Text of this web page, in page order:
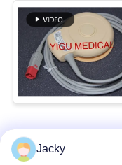
PRIVACY
POLICY
Jacky